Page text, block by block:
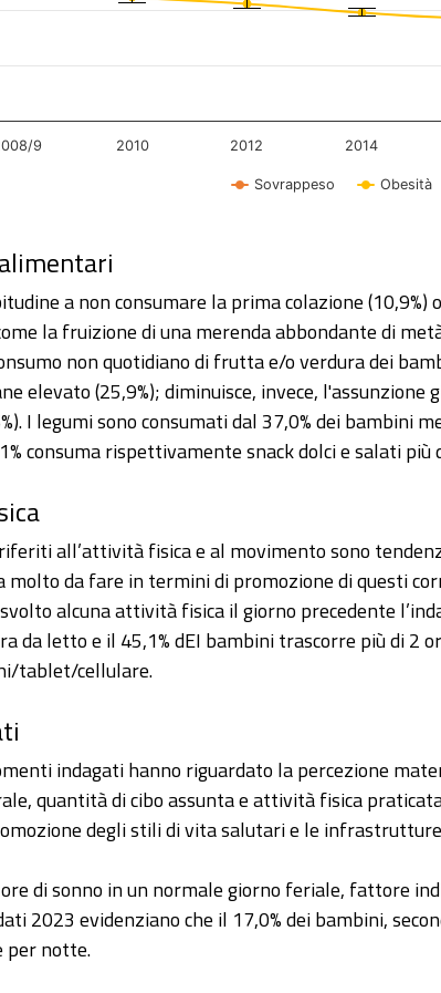
Sovrappeso Obesità
9 2010 2012 2014
a non consumare la prima colazione (10,9%)
la fruizione di una merenda abbondante di
non quotidiano di frutta e/o verdura dei
elevato (25,9%); diminuisce, invece, l'assunzione
I legumi sono consumati dal 37,0% dei bambini
consuma rispettivamente snack dolci e salati
all’attività fisica e al movimento sono
molto da fare in termini di promozione di questi
alcuna attività fisica il giorno precedente
da letto e il 45,1% dEI bambini trascorre più di 2
tablet/cellulare.
indagati hanno riguardato la percezione
quantità di cibo assunta e attività fisica
degli stili di vita salutari e le
di sonno in un normale giorno feriale, fattore
2023 evidenziano che il 17,0% dei bambini,
per notte.